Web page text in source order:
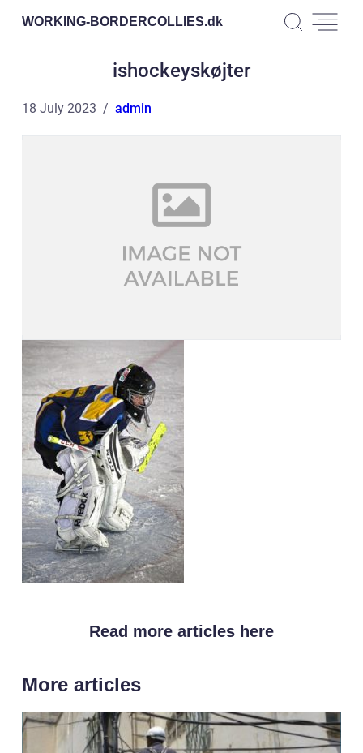
WORKING-BORDERCOLLIES.dk
ishockeyskøjter
18 July 2023 admin
Read more articles here
More articles